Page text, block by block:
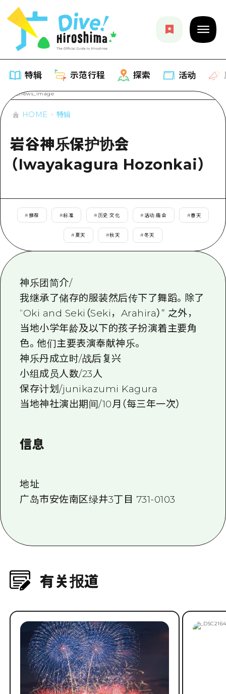
特辑 示范行程 探索 活动
特辑
列表
推荐
活动·庙会
美食·酒水
骑自行车
运动
夜晚生活
世界遗产
学习·体验
标准
历史·文化
治愈
示范行程
列表
广岛随意旅行
广岛市内
安艺
美北
艺北
宫岛周边
东山口
短途旅行
半天
列表
广岛市内
安艺
美北
艺北
宫岛周边
东山口
爱媛
岛根
应时信息
列表
访问访问
次要流量摘要
设施拥堵
超值的游览门票
行李寄存和运送服务
广岛表情周游券
灾难发生期间的交通信息
HOME
新闻
HOME 特辑
岩谷神乐保护协会
（Iwayakagura Hozonkai）
#推荐 #标准 # 历史·文化 #活动·庙会 #春天
# 夏天 #秋天 #冬天
神乐团简介/
我继承了储存的服装然后传下了舞蹈。除了
“Oki and Seki（Seki，Arahira）” 之外，
当地小学年龄及以下的孩子扮演着主要角
色。他们主要表演奉献神乐。
神乐丹成立时/战后复兴
小组成员人数/23人
保存计划/junikazumi Kagura
当地神社演出期间/10月（每三年一次）
信息
地址
广岛市安佐南区绿井3丁目 731-0103
有关报道